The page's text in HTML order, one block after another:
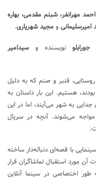
احمد مهرانفر، شبنم مقدمی، بهاره
ومجید شهریاری.
جورابلونویسنده و سیدامیر
قنبر و صنم که به دلیل
هستیم. این بار داستان به
به شهر می‌آیند، اما در این
می‌شوند. آنچه در سریال
با قصه‌ای دنباله‌دار ساخته
مورد استقبال تماشاگران قرار
همچنین «خجالت نکش ۲» به طور اختصاصی در سینما آنلاین